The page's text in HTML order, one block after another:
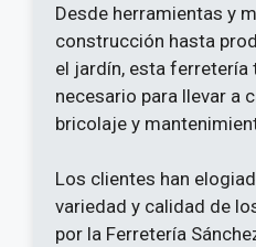
Desde herramientas y
construcción hasta
el jardín, esta ferretería
necesario para llevar a
bricolaje y
Los clientes han
variedad y calidad de
por la Ferretería